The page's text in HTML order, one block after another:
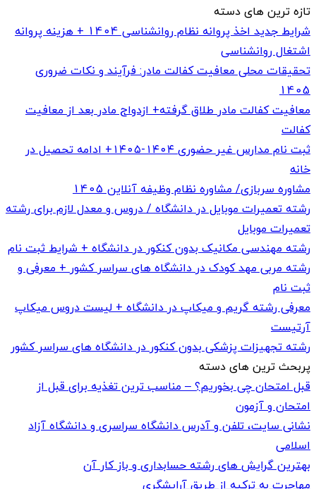
تازه ترین های دسته
شرایط جدید اخذ پروانه نظام روانشناسی 1404 + هزینه پروانه
اشتغال روانشناسی
تحقیقات محلی معافیت کفالت مادر: فرآیند و نکات ضروری
1405
معافیت کفالت مادر طلاق گرفته+ ازدواج مادر بعد از معافیت
کفالت
ثبت نام مدارس غیر حضوری ۱۴۰۴-۱۴۰۵+ ادامه تحصیل در
خانه
مشاوره سربازی/ مشاوره نظام وظیفه آنلاین 1405
رشته تعمیرات موبایل در دانشگاه / دروس و معدل لازم برای رشته
تعمیرات موبایل
رشته مهندسی مکانیک بدون کنکور در دانشگاه + شرایط ثبت نام
رشته مربی مهد کودک در دانشگاه های سراسر کشور + معرفی و
ثبت نام
معرفی رشته گریم و میکاپ در دانشگاه + لیست دروس میکاپ
آرتیست
رشته تجهیزات پزشکی بدون کنکور در دانشگاه های سراسر کشور
پربحث ترین های دسته
قبل امتحان چی بخوریم؟ – مناسب ترین تغذیه برای قبل از
امتحان و آزمون
نشانی سایت، تلفن و آدرس دانشگاه سراسری و دانشگاه آزاد
اسلامی
بهترین گرایش های رشته حسابداری و باز کار‌‌ آن
مهاجرت به ترکیه از طریق آرایشگری